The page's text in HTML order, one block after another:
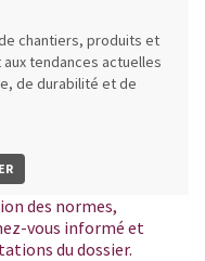
chantiers, produits et
tendances actuelles
de durabilité et de
des normes,
vous informé et
du dossier.